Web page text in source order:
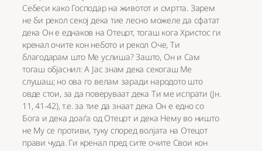
Себеси како Господар на животот и смртта. Зарем
не би рекол секој дека тие лесно можеле да сфатат
дека Он е еднаков на Отецот, тогаш кога Христос ги
кренал очите кон небото и рекол Оче, Ти
благодарам што Ме услиша? Зашто, Он и Сам
тогаш објаснил: А Јас знам дека секогаш Ме
слушаш; но ова го велам заради народото што
овде стои, за да поверуваат дека Ти ме испрати (Јн.
11, 41-42), т.е. за тие да знаат дека Он е едно со
Бога и дека доаѓа од Отецот и дека Нему во ништо
не Му се противи, туку според волјата на Отецот
прави чуда. Ги кренал пред сите очите Свои кон